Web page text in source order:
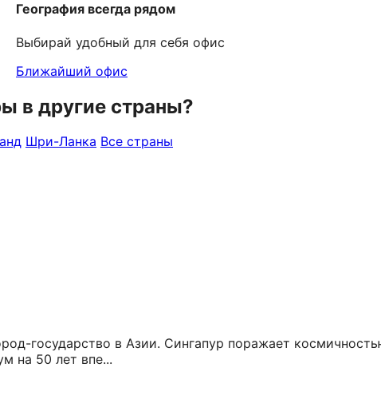
География всегда рядом
Выбирай удобный для себя офис
Ближайший офис
в другие страны?
Шри-Ланка Все страны
государство в Азии. Сингапур поражает
на 50 лет впе...